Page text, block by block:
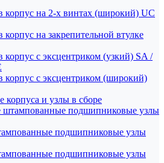
на 2-х винтах (широкий) UC
на закрепительной втулке
с эксцентриком (узкий) SA /
с эксцентриком (широкий)
и узлы в сборе
штампованные подшипниковые узлы
подшипниковые узлы
подшипниковые узлы